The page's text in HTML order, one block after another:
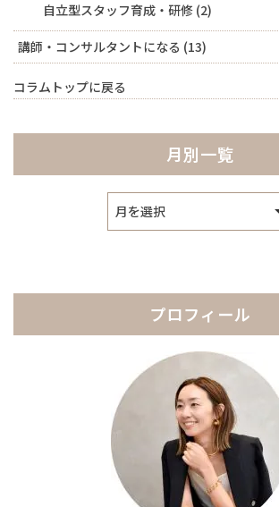
自立型スタッフ育成・研修 (2)
講師・コンサルタントになる (13)
コラムトップに戻る
月別一覧
ブ
プロフィール